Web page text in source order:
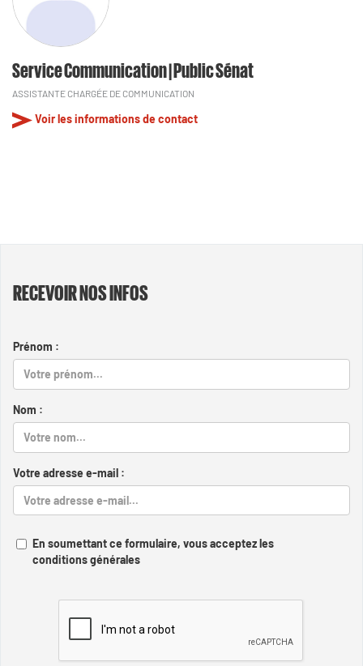
Service Communication | Public Sénat
ASSISTANTE CHARGÉE DE COMMUNICATION
Voir les informations de contact
RECEVOIR NOS INFOS
Prénom :
Nom :
Votre adresse e-mail :
En soumettant ce formulaire, vous acceptez les
conditions générales